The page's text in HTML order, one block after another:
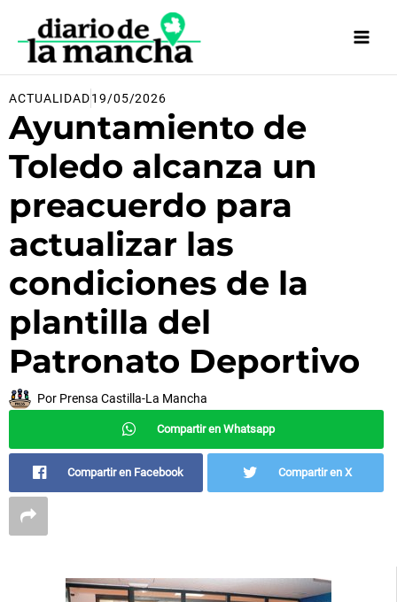
contenido
ACTUALIDAD19/05/2026
Ayuntamiento de
Toledo alcanza un
preacuerdo para
actualizar las
condiciones de la
plantilla del
Patronato Deportivo
Por Prensa Castilla-La Mancha
Compartir en Whatsapp
Compartir en Facebook Compartir en X